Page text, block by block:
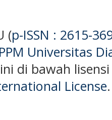
(p-ISSN : 2615-
Universitas
di bawah
License.